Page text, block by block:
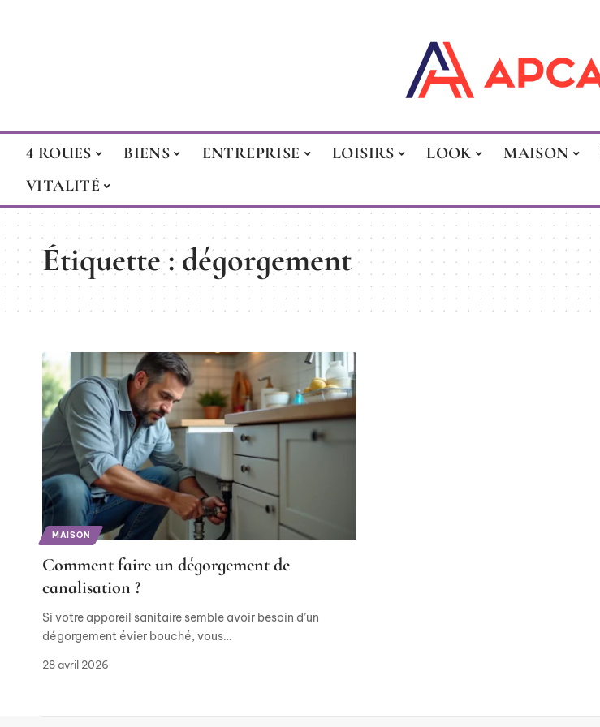
4 ROUES BIENS ENTREPRISE LOISIRS LOOK MAISON
VITALITÉ
Étiquette :dégorgement
MAISON
Comment faire un dégorgement de
canalisation ?
Si votre appareil sanitaire semble avoir besoin d’un
dégorgement évier bouché, vous…
28 avril 2026